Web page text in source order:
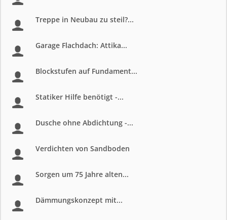
Treppe in Neubau zu steil?...
Garage Flachdach: Attika...
Blockstufen auf Fundament...
Statiker Hilfe benötigt -...
Dusche ohne Abdichtung -...
Verdichten von Sandboden
Sorgen um 75 Jahre alten...
Dämmungskonzept mit...